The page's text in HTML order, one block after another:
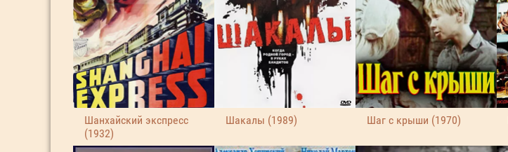
Шанхайский экспресс
(1932)
Шакалы (1989) Шаг с крыши (1970)